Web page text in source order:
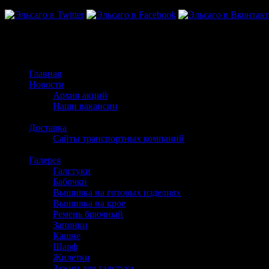
Главная
Новости
Архив акций
Наши вакансии
Доставка
Сайты транспортных компаний
Галерея
Галстуки
Бабочки
Вышивка на готовых изделиях
Вышивка на крое
Ремень брючный
Запонки
Кашне
Шарф
Жилетки